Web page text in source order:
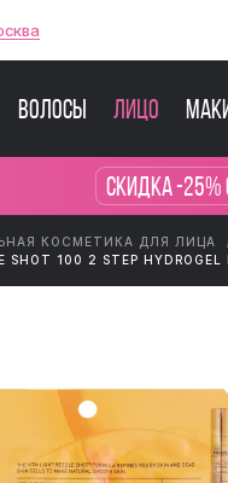
Волосы Лицо
Скидка -25%
КОСМЕТИКА ДЛЯ ЛИЦА
SHOT 100 2 STEP